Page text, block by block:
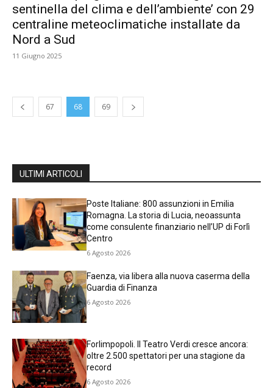
sentinella del clima e dell’ambiente’ con 29
centraline meteoclimatiche installate da
Nord a Sud
11 Giugno 2025
67 68 69
ULTIMI ARTICOLI
Poste Italiane: 800 assunzioni in Emilia
Romagna. La storia di Lucia, neoassunta
come consulente finanziario nell’UP di Forlì
Centro
6 Agosto 2026
Faenza, via libera alla nuova caserma della
Guardia di Finanza
6 Agosto 2026
Forlimpopoli. Il Teatro Verdi cresce ancora:
oltre 2.500 spettatori per una stagione da
record
6 Agosto 2026